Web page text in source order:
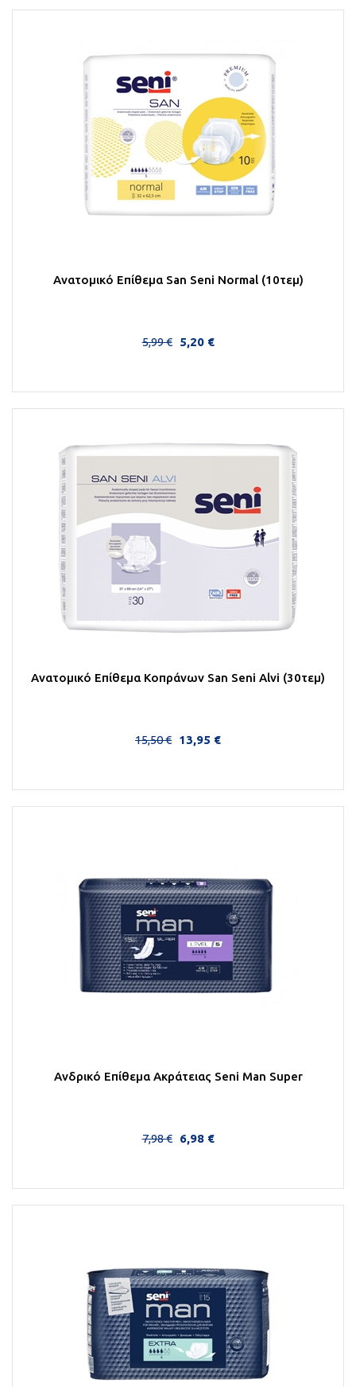
Ανατομικό Επίθεμα San Seni Normal (10τεμ)
5,99 € 5,20 €
Ανατομικό Επίθεμα Κοπράνων San Seni Alvi (30τεμ)
15,50 € 13,95 €
Ανδρικό Επίθεμα Ακράτειας Seni Man Super
7,98 € 6,98 €